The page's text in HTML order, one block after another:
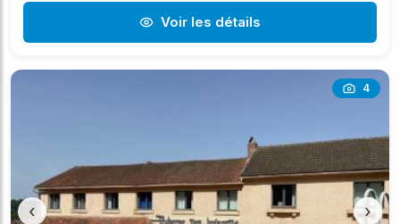
Voir les détails
4
‹ ›